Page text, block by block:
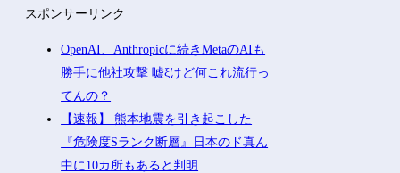
スポンサーリンク
OpenAI、Anthropicに続きMetaのAIも
勝手に他社攻撃 嘘ξけど何これ流行っ
てんの？
【速報】 熊本地震を引き起こした
『危険度Sランク断層』日本のド真ん
中に10カ所もあると判明